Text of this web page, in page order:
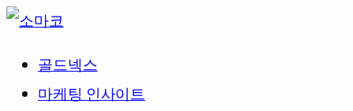
골드넥스
마케팅 인사이트